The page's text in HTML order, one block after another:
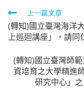
Read
more
articles
上一篇文章
(轉知)國立臺灣海洋
上巡迴講座」，請同
(轉知)國立臺灣師
資培育之大學精進
研究中心」